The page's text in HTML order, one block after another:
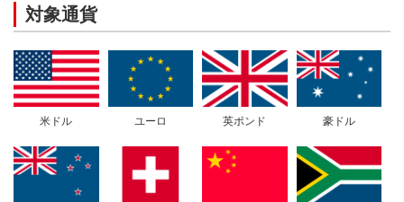
対象通貨
米ドル ユーロ 英ポンド 豪ドル